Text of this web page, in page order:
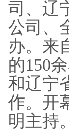
司 、 辽
公司 、
办。来
的150
和辽宁
作。 开
明主持